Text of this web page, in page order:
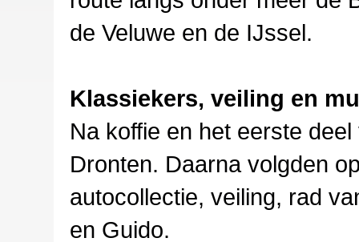
de Veluwe en de IJssel.
Klassiekers, veiling en
Na koffie en het eerste
Dronten. Daarna volgden
autocollectie, veiling, rad
en Guido.